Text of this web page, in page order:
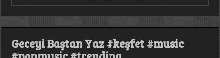
Pop
Şarkı
Geceyi Baştan Yaz #keşfet #music